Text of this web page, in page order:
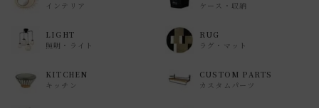
インテリア
ケース・収納
LIGHT
照明・ライト
RUG
ラグ・マット
KITCHEN
キッチン
CUSTOM PARTS
カスタムパーツ